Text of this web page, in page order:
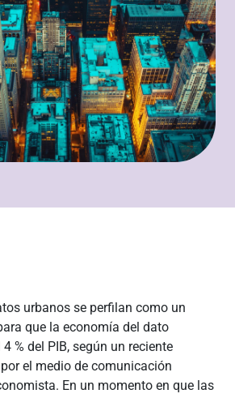
urbanos se perfilan como un
que la economía del dato
% del PIB, según un reciente
el medio de comunicación
En un momento en que las